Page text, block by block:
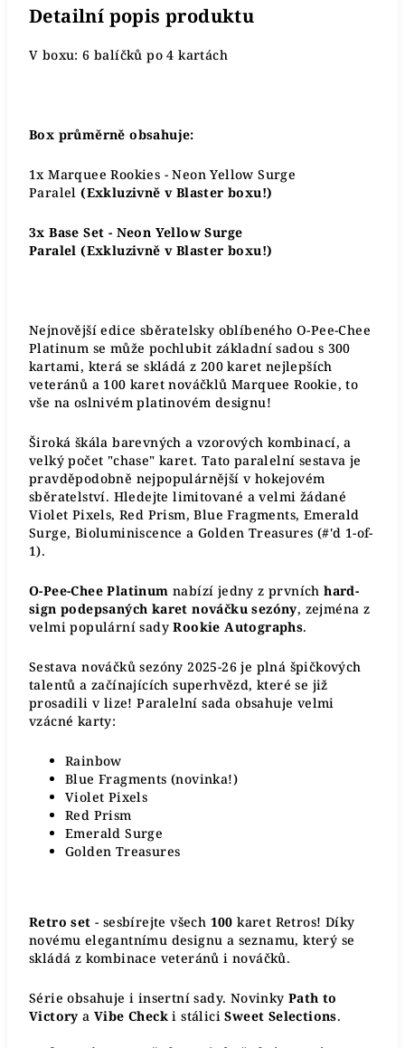
Detailní popis produktu
V boxu: 6 balíčků po 4 kartách
Box průměrně obsahuje:
1x Marquee Rookies - Neon Yellow Surge
Paralel(Exkluzivně v Blaster boxu!)
3x Base Set - Neon Yellow Surge
Paralel (Exkluzivně v Blaster boxu!)
Nejnovější edice sběratelsky oblíbeného O-Pee-Chee
Platinum se může pochlubit základní sadou s 300
kartami, která se skládá z 200 karet nejlepších
veteránů a 100 karet nováčklů Marquee Rookie, to
vše na oslnivém platinovém designu!
Široká škála barevných a vzorových kombinací, a
velký počet "chase" karet. Tato paralelní sestava je
pravděpodobně nejpopulárnější v hokejovém
sběratelství. Hledejte limitované a velmi žádané
Violet Pixels, Red Prism, Blue Fragments, Emerald
Surge, Bioluminiscence a Golden Treasures (#'d 1-of-
1).
O-Pee-Chee Platinum nabízí jedny z prvníchhard-
sign podepsaných karet nováčku sezóny, zejména z
velmi populární sadyRookie Autographs.
Sestava nováčků sezóny 2025-26 je plná špičkových
talentů a začínajících superhvězd, které se již
prosadili v lize! Paralelní sada obsahuje velmi
vzácné karty:
Rainbow
Blue Fragments (novinka!)
Violet Pixels
Red Prism
Emerald Surge
Golden Treasures
Retro set - sesbírejte všech 100 karet Retros! Díky
novému elegantnímu designu a seznamu, který se
skládá z kombinace veteránů i nováčků.
Série obsahuje i insertní sady. Novinky Path to
Victory aVibe Check i stáliciSweet Selections.